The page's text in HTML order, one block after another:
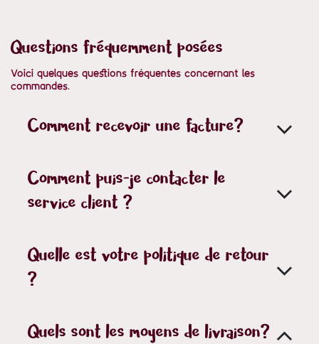
Questions fréquemment posées
Voici quelques questions fréquentes concernant les
commandes.
Comment recevoir une facture?
Comment puis-je contacter le
service client ?
Quelle est votre politique de retour
?
Quels sont les moyens de livraison?